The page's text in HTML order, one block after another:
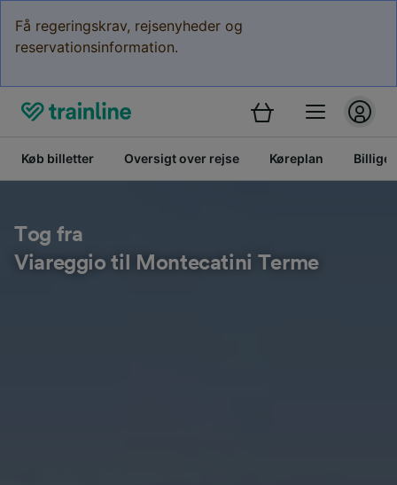
Få regeringskrav, rejsenyheder og
reservationsinformation.
Køb billetter Oversigt over rejse Køreplan Billige
Tog fra
Viareggio til Montecatini Terme